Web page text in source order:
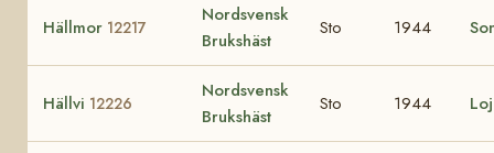
Hällmor 12217
Nordsvensk
Brukshäst
Sto 1944
Hällvi 12226
Nordsvensk
Brukshäst
Sto 1944